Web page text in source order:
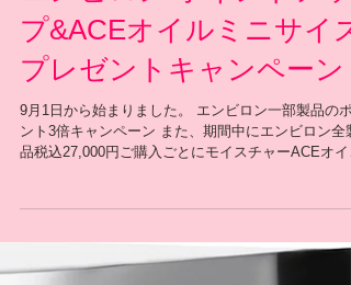
プ&ACEオイルミニサイズ
プレゼントキャンペーン
9月1日から始まりました。 エンビロン一部製品のポ
ント3倍キャンペーン また、期間中にエンビロン全製
品税込27,000円ご購入ごとにモイスチャーACEオイ
用として、 これから